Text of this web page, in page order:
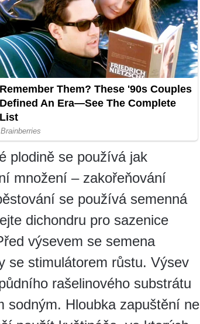
plodině se používá jak
množení – zakořeňování
se používá semenná
dichondru pro sazenice
výsevem se semena
se stimulátorem růstu. Výsev
rašelinového substrátu
sodným. Hloubka zapuštění ne